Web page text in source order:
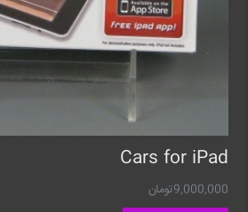
Cars for iPad
9,000,000تومان